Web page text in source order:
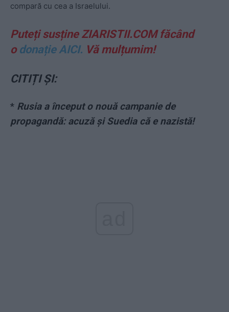
compară cu cea a Israelului.
Puteți susține ZIARISTII.COM făcând
o donație AICI. Vă mulțumim!
CITIȚI ȘI:
* Rusia a început o nouă campanie de
propagandă: acuză și Suedia că e nazistă!